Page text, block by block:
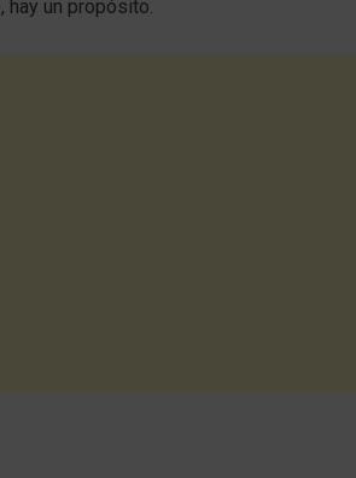
hay un propósito.